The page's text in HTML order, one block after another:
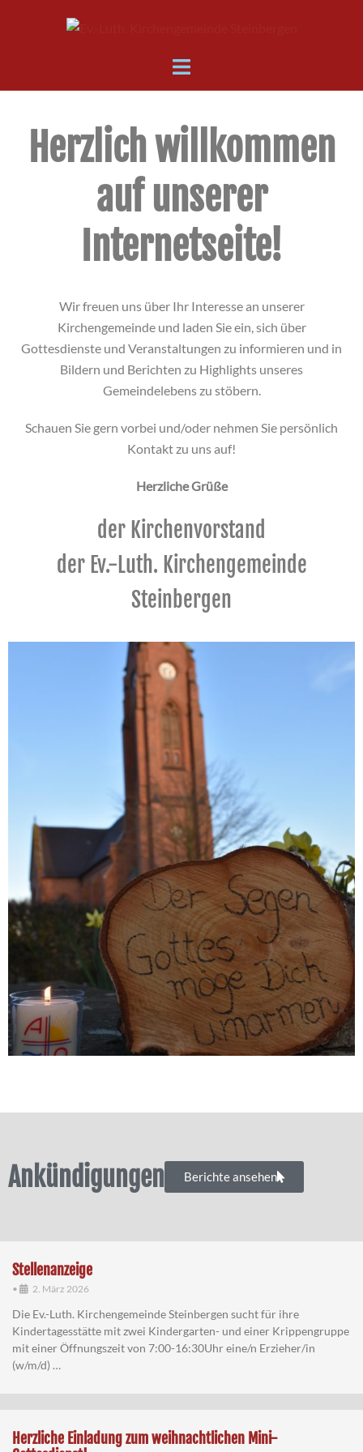
Herzlich willkommen
auf unserer
Internetseite!
Wir freuen uns über Ihr Interesse an unserer
Kirchengemeinde und laden Sie ein, sich über
Gottesdienste und Veranstaltungen zu informieren und in
Bildern und Berichten zu Highlights unseres
Gemeindelebens zu stöbern.
Schauen Sie gern vorbei und/oder nehmen Sie persönlich
Kontakt zu uns auf!
Herzliche Grüße
der Kirchenvorstand
der Ev.-Luth. Kirchengemeinde
Steinbergen
Ankündigungen Berichte ansehen
Stellenanzeige
• 2. März 2026
Die Ev.-Luth. Kirchengemeinde Steinbergen sucht für ihre
Kindertagesstätte mit zwei Kindergarten- und einer Krippengruppe
mit einer Öffnungszeit von 7:00-16:30Uhr eine/n Erzieher/in
(w/m/d) …
Herzliche Einladung zum weihnachtlichen Mini-